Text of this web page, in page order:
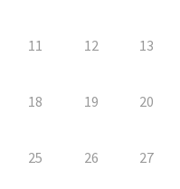
11 12 13
18 19 20
25 26 27